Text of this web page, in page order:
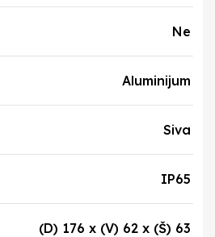
Ne
Aluminijum
Siva
IP65
(D) 176 x (V) 62 x (Š) 63